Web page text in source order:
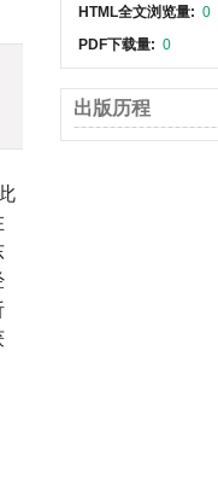
HTML全文浏览量: 0
PDF下载量: 0
出版历程